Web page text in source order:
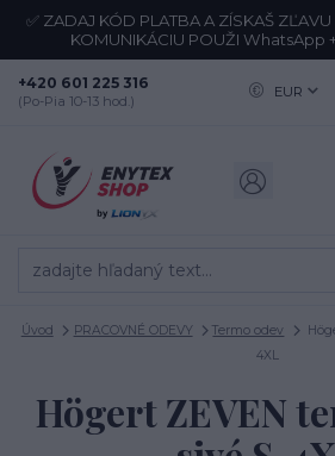
✅ ZADAJ KÓD PLATBA A ZÍSKAŠ ZĽAVU
KOMUNIKÁCIU POUŽI WhatsApp
EUR
+420 601 225 316
(Po-Pia 10-13 hod.)
Úvod PRACOVNÉ ODEVY Termo odev
4XL
Högert ZEVEN